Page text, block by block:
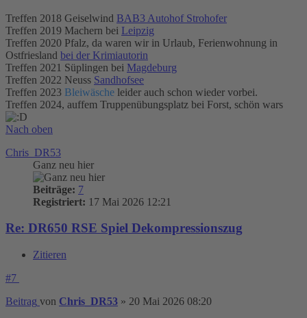
Treffen 2018 Geiselwind BAB3 Autohof Strohofer
Treffen 2019 Machern bei Leipzig
Treffen 2020 Pfalz, da waren wir in Urlaub, Ferienwohnung in
Ostfriesland bei der Krimiautorin
Treffen 2021 Süplingen bei Magdeburg
Treffen 2022 Neuss Sandhofsee
Treffen 2023 Bleiwäsche leider auch schon wieder vorbei.
Treffen 2024, auffem Truppenübungsplatz bei Forst, schön wars
Nach oben
Chris_DR53
Ganz neu hier
Beiträge: 7
Registriert: 17 Mai 2026 12:21
Re: DR650 RSE Spiel Dekompressionszug
Zitieren
#7
Beitrag von Chris_DR53 » 20 Mai 2026 08:20